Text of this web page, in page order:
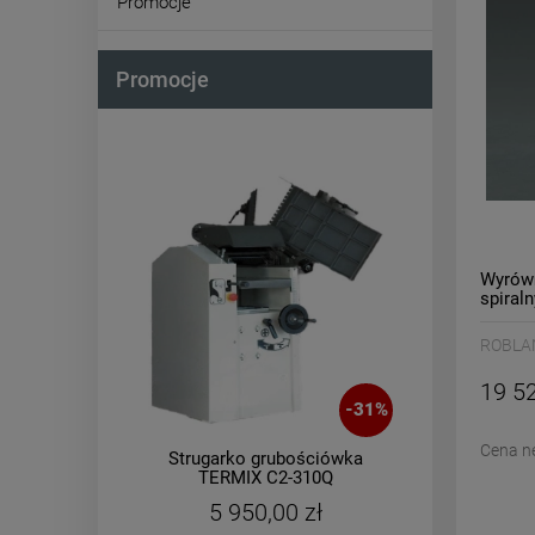
Promocje
-31%
Strugarko grubościówka
TERMIX C2-310Q
5 950,00 zł
19
Cena